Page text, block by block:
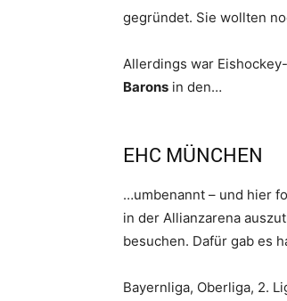
gegründet. Sie wollten
Allerdings war
Barons in den…
EHC MÜNCHEN
…umbenannt – und hier
in der Allianzarena
besuchen. Dafür gab es
Bayernliga, Oberliga, 2.